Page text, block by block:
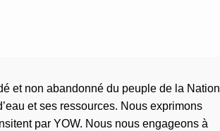
et non abandonné du peuple de la Nation
et ses ressources. Nous exprimons
par YOW. Nous nous engageons à